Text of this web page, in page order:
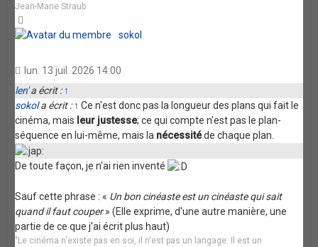
Jean-Marie Straub
sokol
lun. 13 juil. 2026 14:00
len'a écrit : ↑
sokola écrit : ↑ Ce n'est donc pas la longueur des plans qui fait le
cinéma, mais leur justesse; ce qui compte n'est pas le plan-
séquence en lui-même, mais la nécessitéde chaque plan.
De toute façon, je n'ai rien inventé
Sauf cette phrase : « Un bon cinéaste est un cinéaste qui sait
quand il faut couper» (Elle exprime, d'une autre manière, une
partie de ce que j'ai écrit plus haut)
"Le cinéma n'existe pas en soi, il n'est pas un langage. Il est un